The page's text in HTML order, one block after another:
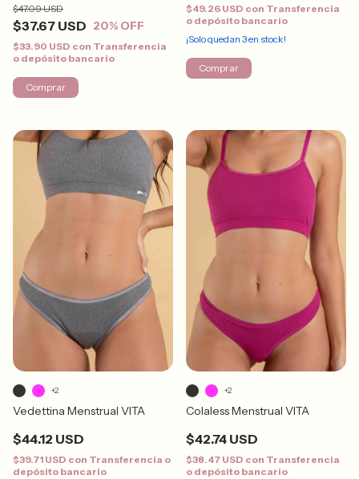
$37.67 USD
$47.09 USD
20% OFF
$33.90 USD con Transferencia
o depósito bancario
Comprar
$49.26 USD con Transferencia
o depósito bancario
¡Solo quedan 3en stock!
Comprar
Vedettina Menstrual VITA
$44.12 USD
$39.71 USD con Transferencia o
depósito bancario
+2
Colaless Menstrual VITA
$42.74 USD
$38.47 USD con Transferencia
o depósito bancario
+2